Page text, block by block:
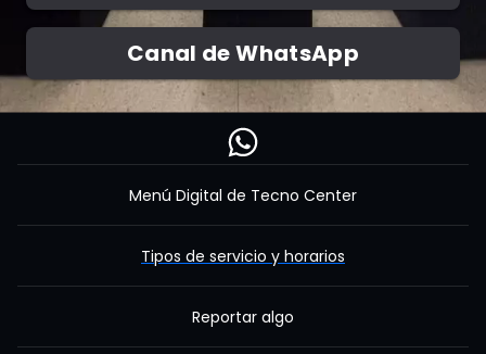
Canal de WhatsApp
IR AL ENLACE
Menú Digital de Tecno Center
Tipos de servicio y horarios
Reportar algo